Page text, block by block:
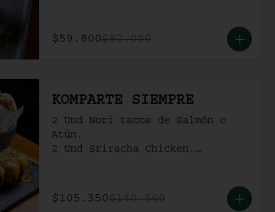
$59.800$92.000
KOMPARTE SIEMPRE
2 Und Nori tacos de Salmón o
Atún.
2 Und Sriracha Chicken.
$105.350$140.500